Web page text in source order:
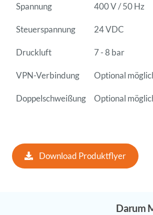
Spannung 400 V / 50 Hz
Steuerspannung 24 VDC
Druckluft 7 - 8 bar
VPN-Verbindung Optional
Doppelschweißung Optional
Download Produktflyer
Darum